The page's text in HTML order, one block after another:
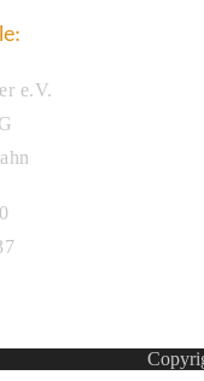
e.V.